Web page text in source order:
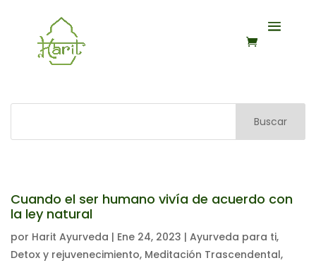
Buscar
Cuando el ser humano vivía de acuerdo con
la ley natural
por Harit Ayurveda | Ene 24, 2023 | Ayurveda para ti,
Detox y rejuvenecimiento, Meditación Trascendental,